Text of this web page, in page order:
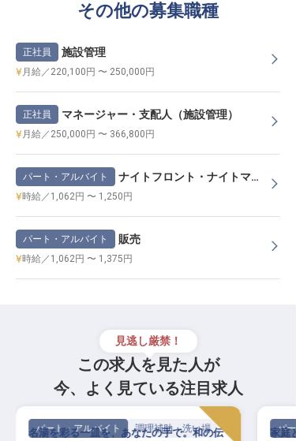
その他の募集職種
正社員 施設管理
月給／220,100円 〜 250,000円
正社員 マネージャー・支配人（施設管理）
月給／250,000円 〜 366,800円
パート・アルバイト ナイトフロント・ナイトマネージャー
時給／1,062円 〜 1,250円
パート・アルバイト 販売
時給／1,062円 〜 1,375円
見逃し厳禁！
この求人を見た人が
今、よく見ている注目求人
パート・アルバイト 調理補助・洗い場
名湯を彩る一皿を、あなたの手で。和の伝
パ
家庭